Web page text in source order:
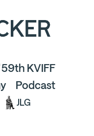
59th KVIFF
Podcast
JLG